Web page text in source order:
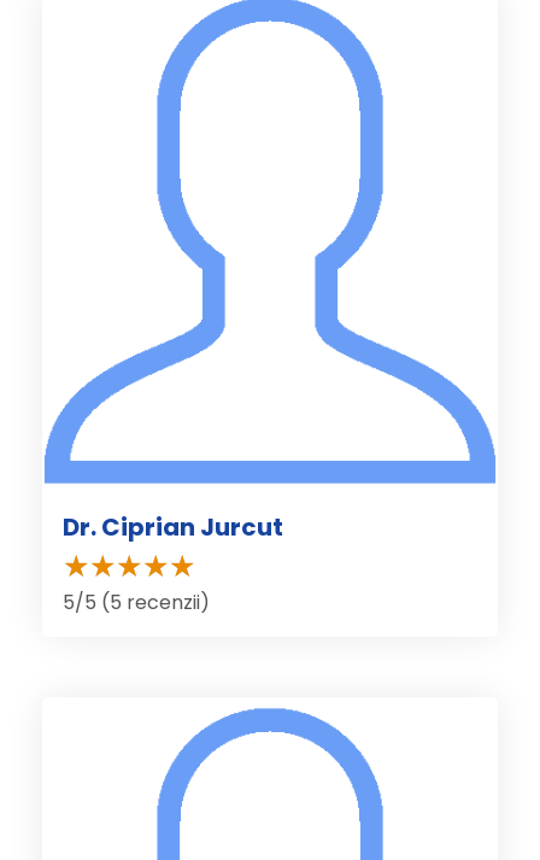
Dr. Ciprian Jurcut
5/5 (5 recenzii)